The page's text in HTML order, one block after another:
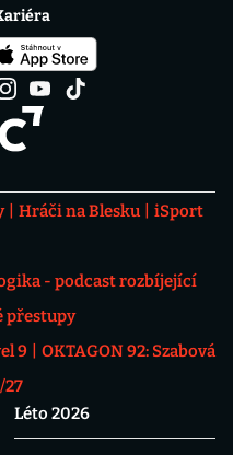
Hráči na Blesku
iSport
- podcast rozbíjející
přestupy
9
OKTAGON 92: Szabová
27
Léto 2026